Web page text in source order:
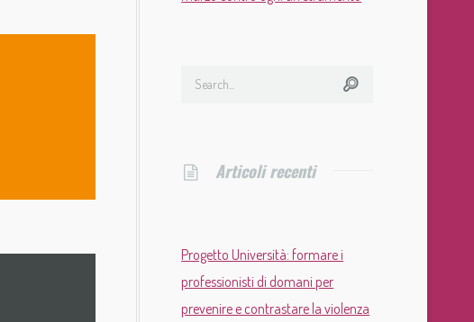
Articoli recenti
Progetto Università: formare i
professionisti di domani per
prevenire e contrastare la violenza